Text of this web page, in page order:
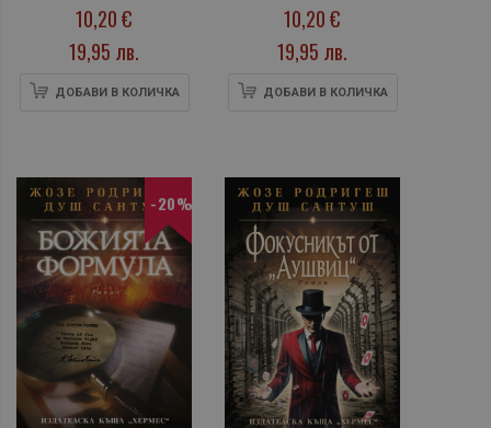
Сантуш
10,20 €
19,95 лв.
ДОБАВИ В КОЛИЧКА
Сантуш
10,20 €
19,95 лв.
ДОБАВИ В КОЛИЧКА
-20%